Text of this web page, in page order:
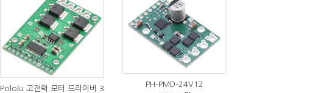
Pololu 고전력 모터 드라이버 3
PH-PMD-24V12